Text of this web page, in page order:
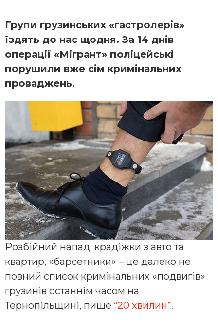
Групи грузинських «гастролерів»
їздять до нас щодня. За 14 днів
операції «Мігрант» поліцейські
порушили вже сім кримінальних
проваджень.
Розбійний напад, крадіжки з авто та
квартир, «барсетники» – це далеко не
повний список кримінальних «подвигів»
грузинів останнім часом на
Тернопільщині, пише “20 хвилин”.